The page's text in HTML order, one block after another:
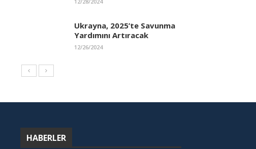
Ukrayna, 2025’te Savunma
Yardımını Artıracak
12/26/2024
HABERLER